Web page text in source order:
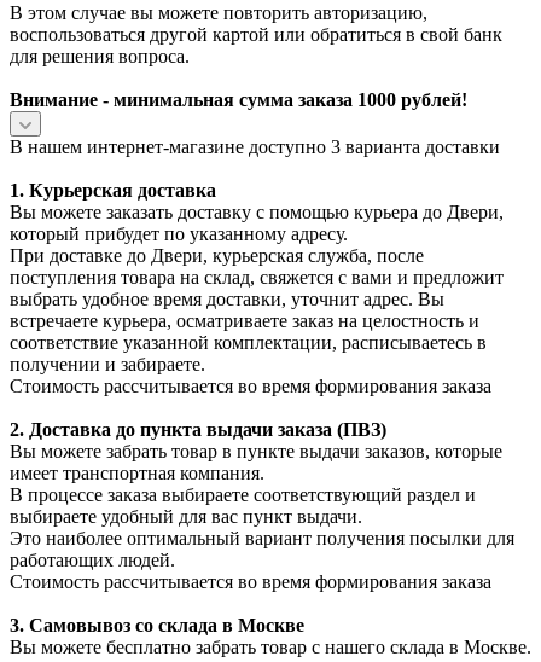
В этом случае вы можете повторить авторизацию,
воспользоваться другой картой или обратиться в свой банк
для решения вопроса.
Внимание - минимальная сумма заказа 1000 рублей!
В нашем интернет-магазине доступно 3 варианта доставки
1. Курьерская доставка
Вы можете заказать доставку с помощью курьера до Двери,
который прибудет по указанному адресу.
При доставке до Двери, курьерская служба, после
поступления товара на склад, свяжется с вами и предложит
выбрать удобное время доставки, уточнит адрес. Вы
встречаете курьера, осматриваете заказ на целостность и
соответствие указанной комплектации, расписываетесь в
получении и забираете.
Стоимость рассчитывается во время формирования заказа
2. Доставка до пункта выдачи заказа (ПВЗ)
Вы можете забрать товар в пункте выдачи заказов, которые
имеет транспортная компания.
В процессе заказа выбираете соответствующий раздел и
выбираете удобный для вас пункт выдачи.
Это наиболее оптимальный вариант получения посылки для
работающих людей.
Стоимость рассчитывается во время формирования заказа
3. Самовывоз со склада в Москве
Вы можете бесплатно забрать товар с нашего склада в Москве.